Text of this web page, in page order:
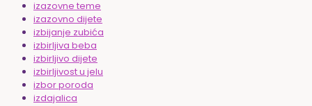
izazovne teme
izazovno dijete
izbijanje zubića
izbirljiva beba
izbirljivo dijete
izbirljivost u jelu
izbor poroda
izdajalica